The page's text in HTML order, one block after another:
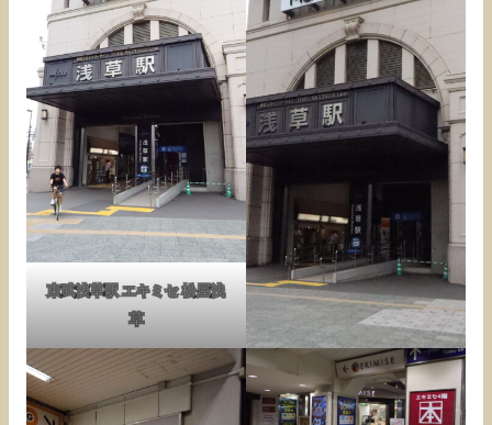
東武浅草駅 エキミセ 松屋浅
草